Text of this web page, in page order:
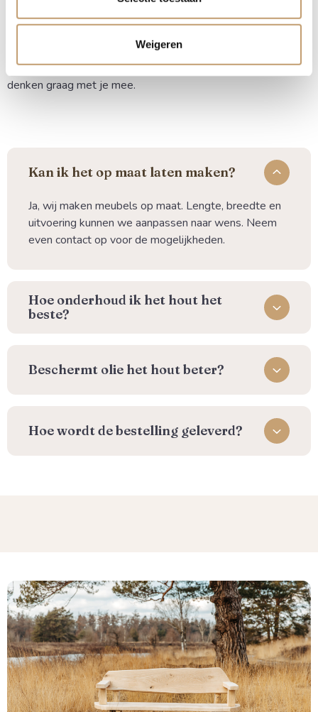
Weigeren
Heb je vragen over de juiste behandeling of de ideale dikte
voor jouw project? Neem gerust contact met ons op, we
denken graag met je mee.
Kan ik het op maat laten maken?
Ja, wij maken meubels op maat. Lengte, breedte en
uitvoering kunnen we aanpassen naar wens. Neem
even contact op voor de mogelijkheden.
⁠Hoe onderhoud ik het hout het
beste?
Beschermt olie het hout beter?
⁠Hoe wordt de bestelling geleverd?